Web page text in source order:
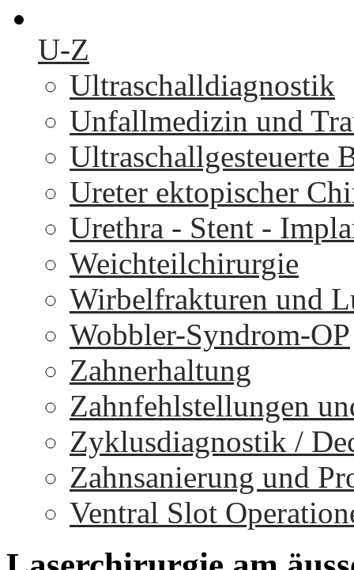
U-Z
Ultraschalldiagnostik
Unfallmedizin und
Ultraschallgesteuerte
Ureter ektopischer
Urethra - Stent -
Weichteilchirurgie
Wirbelfrakturen und
Wobbler-Syndrom-OP
Zahnerhaltung
Zahnfehlstellungen
Zyklusdiagnostik /
Zahnsanierung und
Ventral Slot